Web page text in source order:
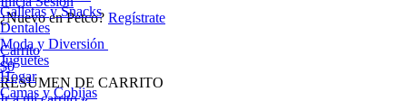
¿Nuevo en Petco? Regístrate
Carrito
$0
RESUMEN DE CARRITO
Galletas y Snacks
Dentales
Moda y Diversión
Juguetes
Hogar
Camas y Cobijas